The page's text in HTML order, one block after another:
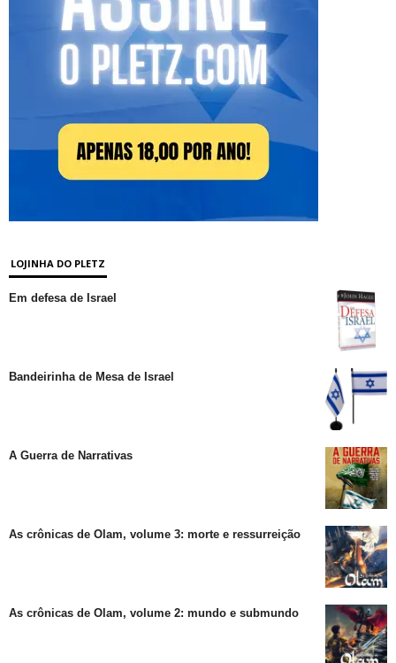
LOJINHA DO PLETZ
Em defesa de Israel
Bandeirinha de Mesa de Israel
A Guerra de Narrativas
As crônicas de Olam, volume 3: morte e ressurreição
As crônicas de Olam, volume 2: mundo e submundo